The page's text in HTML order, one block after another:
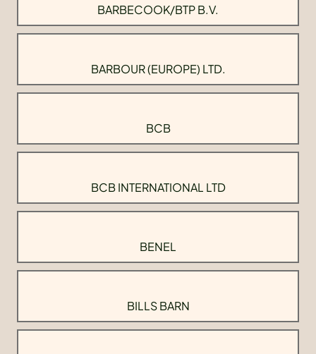
BARBECOOK/BTP B.V.
BARBOUR (EUROPE) LTD.
BCB
BCB INTERNATIONAL LTD
BENEL
BILLS BARN